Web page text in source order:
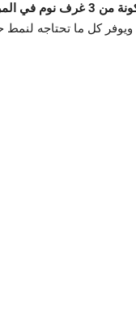
الجولف بالجونة
المحيطة بفيلا مذهلة في فيلات وايت